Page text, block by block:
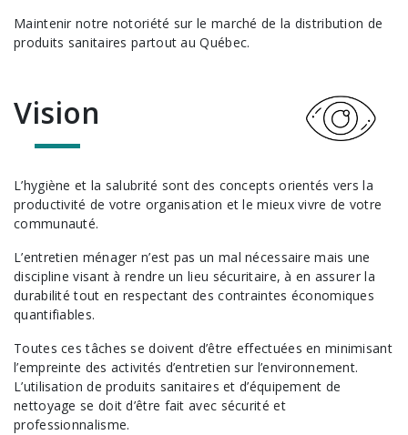
Maintenir notre notoriété sur le marché de la distribution de
produits sanitaires partout au Québec.
Vision
L’hygiène et la salubrité sont des concepts orientés vers la
productivité de votre organisation et le mieux vivre de votre
communauté.
L’entretien ménager n’est pas un mal nécessaire mais une
discipline visant à rendre un lieu sécuritaire, à en assurer la
durabilité tout en respectant des contraintes économiques
quantifiables.
Toutes ces tâches se doivent d’être effectuées en minimisant
l’empreinte des activités d’entretien sur l’environnement.
L’utilisation de produits sanitaires et d’équipement de
nettoyage se doit d’être fait avec sécurité et
professionnalisme.